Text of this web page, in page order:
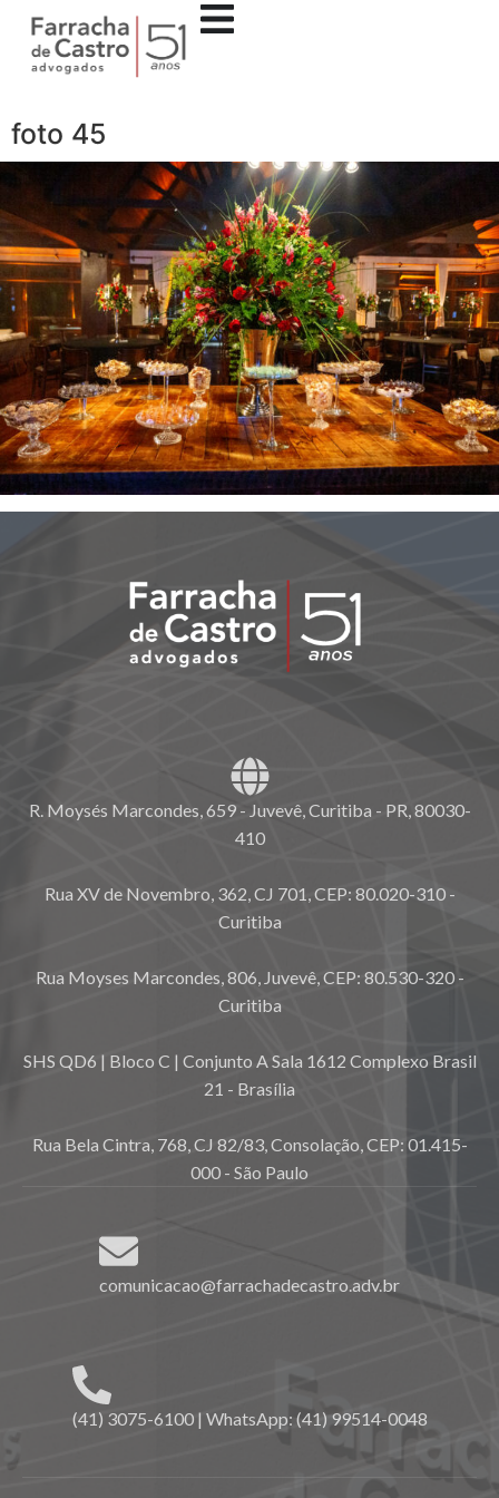
foto 45
R. Moysés Marcondes, 659 - Juvevê, Curitiba - PR, 80030-
410
Rua XV de Novembro, 362, CJ 701, CEP: 80.020-310 -
Curitiba
Rua Moyses Marcondes, 806, Juvevê, CEP: 80.530-320 -
Curitiba
SHS QD6 | Bloco C | Conjunto A Sala 1612 Complexo Brasil
21 - Brasília
Rua Bela Cintra, 768, CJ 82/83, Consolação, CEP: 01.415-
000 - São Paulo
comunicacao@farrachadecastro.adv.br
(41) 3075-6100 | WhatsApp: (41) 99514-0048